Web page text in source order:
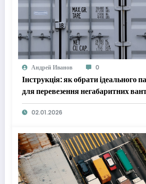
Андрей Иванов 0
Інструкція: як обрати ідеального
для перевезення негабаритних
02.01.2026